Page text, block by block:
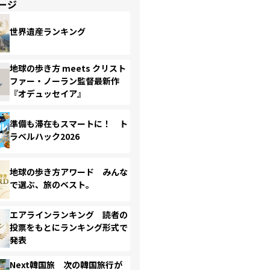
ジ
世界遺産ランキング
地球の歩き方 meets クリスト
ファー・ノーラン監督最新作
『オデュッセイア』
準備も滞在もスマートに！ ト
ラベルハック2026
地球の歩き方アワード みんな
で選ぶ、旅のベスト。
エアラインランキング 読者の
投票をもとにランキング形式で
発表
Next韓国旅 次の韓国旅行が